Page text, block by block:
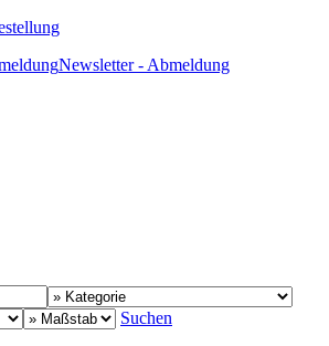
Newsletter - Abmeldung
Suchen